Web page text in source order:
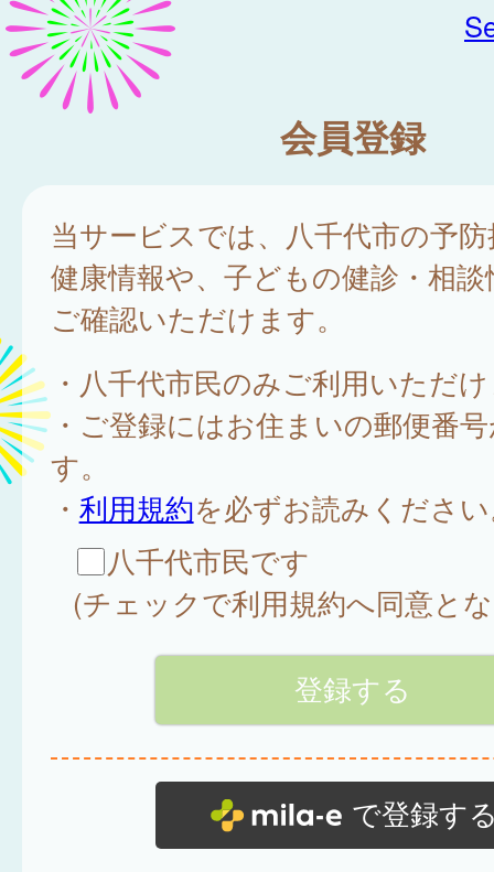
会員登録
当サービスでは、八千代市の予
健康情報や、子どもの健診・相
ご確認いただけます。
・八千代市民のみご利用いただ
・ご登録にはお住まいの郵便番
す。
・ 利用規約を必ずお読みくださ
八千代市民です
(チェックで利用規約へ同意と
で登録す